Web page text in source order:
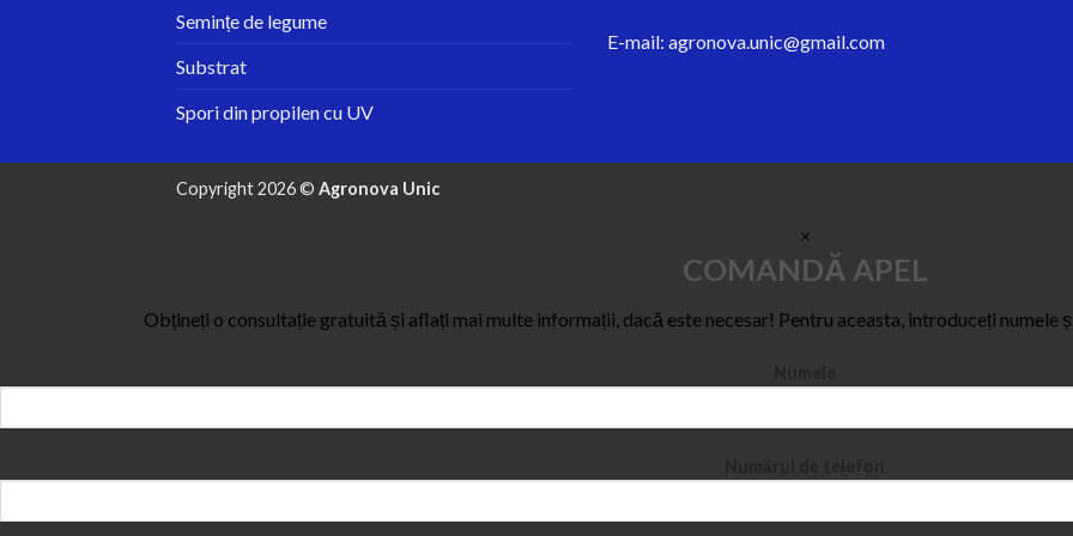
Semințe de legume
Substrat
Spori din propilen cu UV
E-mail: agronova.unic@gmail.com
Copyright 2026 © Agronova Unic
×
COMANDĂ APEL
Obțineți o consultație gratuită și aflați mai multe informații, dacă este necesar! Pentru aceasta, introduceți numele